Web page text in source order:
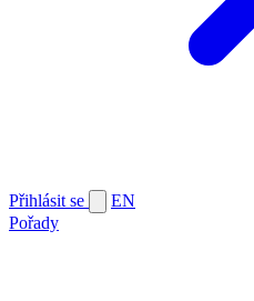
Přihlásit se
EN
Pořady